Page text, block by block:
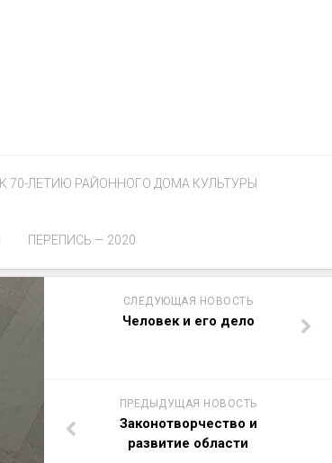
К 70-ЛЕТИЮ РАЙОННОГО ДОМА КУЛЬТУРЫ
ПЕРЕПИСЬ — 2020
СЛЕДУЮЩАЯ НОВОСТЬ
Человек и его дело
ПРЕДЫДУЩАЯ НОВОСТЬ
Законотворчество и
развитие области